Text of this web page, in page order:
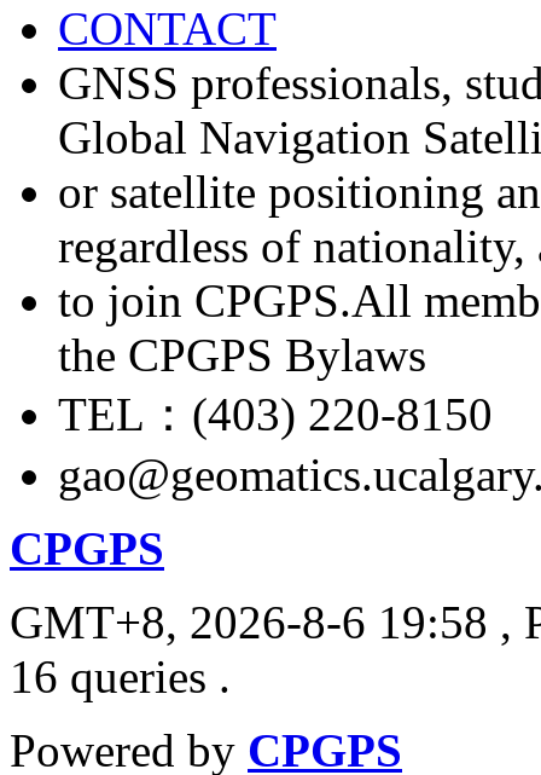
CONTACT
GNSS professionals,
Global Navigation
or satellite positioning
regardless of nationality,
to join CPGPS.All
the CPGPS Bylaws
TEL：(403) 220-8150
CPGPS
GMT+8, 2026-8-6 19:58 ,
16 queries .
Powered by CPGPS